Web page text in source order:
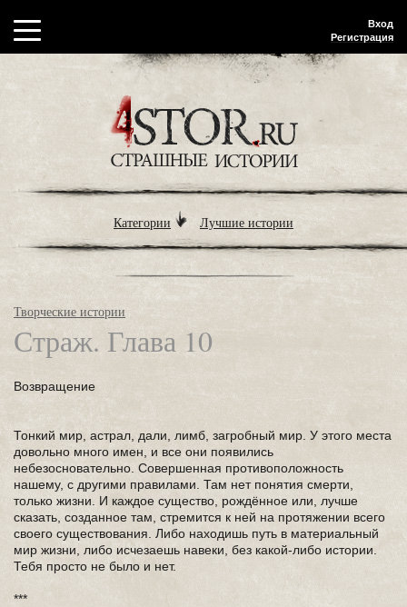
Вход
Регистрация
Категории Лучшие истории
Творческие истории
Страж. Глава 10
Возвращение
Тонкий мир, астрал, дали, лимб, загробный мир. У этого места
довольно много имен, и все они появились
небезосновательно. Совершенная противоположность
нашему, с другими правилами. Там нет понятия смерти,
только жизни. И каждое существо, рождённое или, лучше
сказать, созданное там, стремится к ней на протяжении всего
своего существования. Либо находишь путь в материальный
мир жизни, либо исчезаешь навеки, без какой-либо истории.
Тебя просто не было и нет.
***